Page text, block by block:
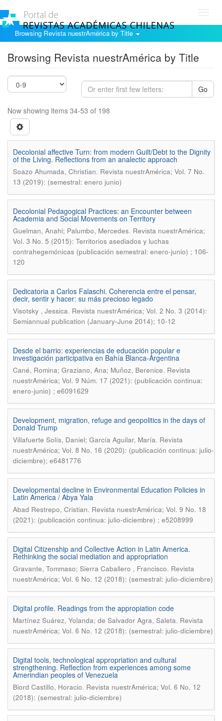
Browsing Revista nuestrAmérica by Title
Browsing Revista nuestrAmérica by Title
Go
Now showing items 34-53 of 198
Decolonial affective Turn: from modern Guilt/Debt to the Dignity
of the Living. Reflections from an analectic approach
Soazo Ahumada, Christian. Revista nuestrAmérica; Vol. 7 No.
13 (2019): (semestral: enero junio)
Decolonial Pedagogical Practices: an Encounter between
Academia and Social Movements on Territory
Guelman, Anahi; Palumbo, Mercedes. Revista nuestrAmérica;
Vol. 3 No. 5 (2015): Territorios asediados y luchas
contrahegemónicas (publicación semestral: enero-junio) ; 106-
120
Dedicatoria a Carlos Falaschi. Coherencia entre el pensar,
decir, sentir y hacer: su más precioso legado
Visotsky , Jessica. Revista nuestrAmérica; Vol. 2 No. 3 (2014):
Semiannual publication (January-June 2014); 10-12
Desde el barrio: experiencias de educación popular e
investigación participativa en Bahía Blanca-Argentina
Cané, Romina; Graziano, Ana; Muñoz, Berenice. Revista
nuestrAmérica; Vol. 9 Núm. 17 (2021): (publicación continua:
enero-junio) ; e6091629
Development, migration, refuge and geopolitics in the days of
Donald Trump
Villafuerte Solís, Daniel; García Aguilar, María. Revista
nuestrAmérica; Vol. 8 No. 16 (2020): (publicación continua: julio-
diciembre); e6481776
Developmental decline in Environmental Education Policies in
Latin America / Abya Yala
Abad Restrepo, Cristian. Revista nuestrAmérica; Vol. 9 No. 18
(2021): (publicación continua: julio-diciembre) ; e5208999
Digital Citizenship and Collective Action in Latin America.
Rethinking the social mediation and appropriation
Gravante, Tommaso; Sierra Caballero , Francisco. Revista
nuestrAmérica; Vol. 6 No. 12 (2018): (semestral: julio-diciembre)
Digital profile. Readings from the appropiation code
Martínez Suárez, Yolanda; de Salvador Agra, Saleta. Revista
nuestrAmérica; Vol. 6 No. 12 (2018): (semestral: julio-diciembre)
Digital tools, technological appropriation and cultural
strengthening. Reflection from experiences among some
Amerindian peoples of Venezuela
Biord Castillo, Horacio. Revista nuestrAmérica; Vol. 6 No. 12
(2018): (semestral: julio-diciembre)